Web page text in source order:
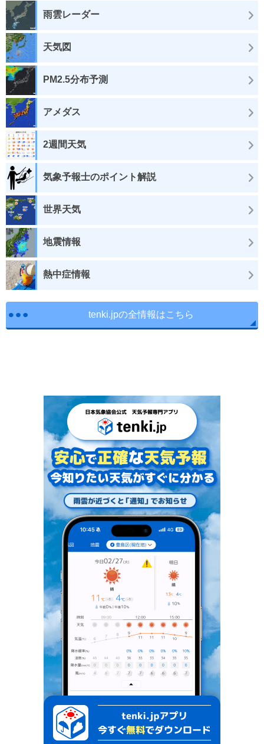
雨雲レーダー
天気図
PM2.5分布予測
アメダス
2週間天気
気象予報士のポイント解説
世界天気
地震情報
熱中症情報
tenki.jpの全情報はこちら